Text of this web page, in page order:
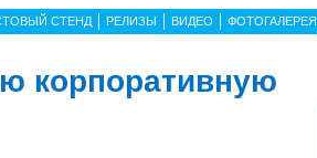
СТЕНД РЕЛИЗЫ ВИДЕО ФОТОГАЛЕРЕЯ
корпоративную